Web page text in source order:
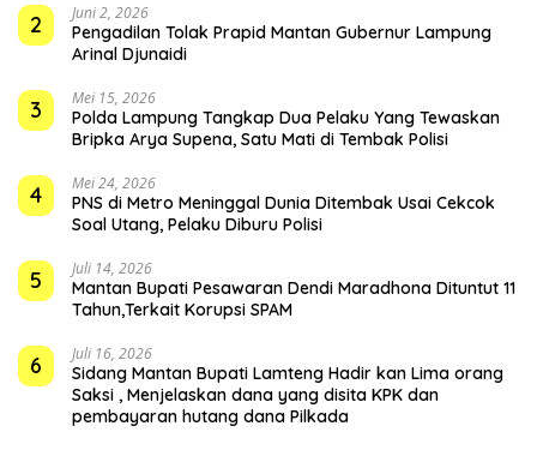
2 Juni 2, 2026
Pengadilan Tolak Prapid Mantan Gubernur Lampung
Arinal Djunaidi
3 Mei 15, 2026
Polda Lampung Tangkap Dua Pelaku Yang Tewaskan
Bripka Arya Supena, Satu Mati di Tembak Polisi
4 Mei 24, 2026
PNS di Metro Meninggal Dunia Ditembak Usai Cekcok
Soal Utang, Pelaku Diburu Polisi
5 Juli 14, 2026
Mantan Bupati Pesawaran Dendi Maradhona Dituntut 11
Tahun,Terkait Korupsi SPAM
6 Juli 16, 2026
Sidang Mantan Bupati Lamteng Hadir kan Lima orang
Saksi , Menjelaskan dana yang disita KPK dan
pembayaran hutang dana Pilkada